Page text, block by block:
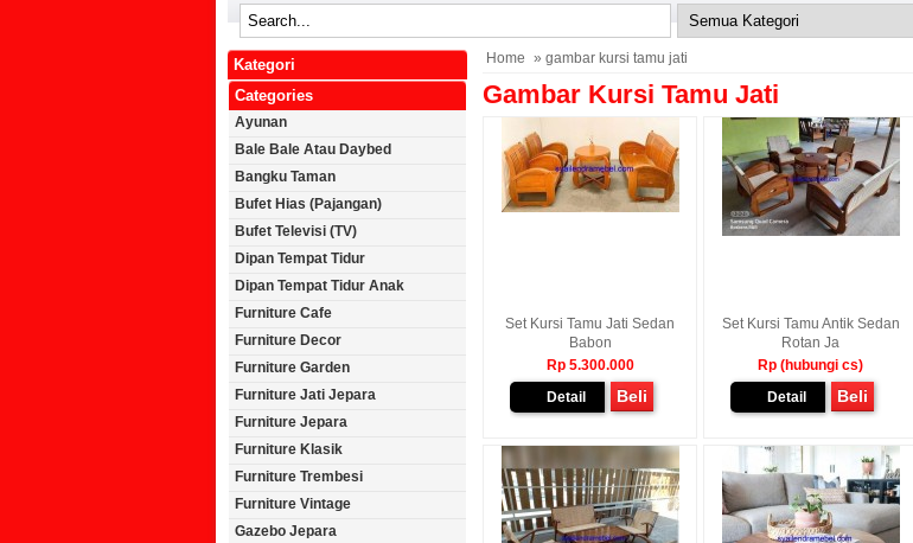
Home » gambar kursi tamu jati
Gambar Kursi Tamu Jati
Set Kursi Tamu Jati Sedan
Babon
Rp 5.300.000
Detail
Beli
Set Kursi Tamu Antik Sedan
Rotan Ja
Rp (hubungi cs)
Detail
Beli
Kategori
Categories
Ayunan
Bale Bale Atau Daybed
Bangku Taman
Bufet Hias (Pajangan)
Bufet Televisi (TV)
Dipan Tempat Tidur
Dipan Tempat Tidur Anak
Furniture Cafe
Furniture Decor
Furniture Garden
Furniture Jati Jepara
Furniture Jepara
Furniture Klasik
Furniture Trembesi
Furniture Vintage
Gazebo Jepara